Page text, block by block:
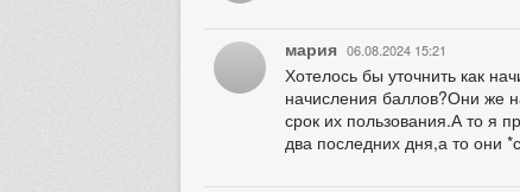
​мария 06.08.2024 15:21
Хотелось бы уточнить как
начисления баллов?Они же
срок их пользования.А то я
два последних дня,а то они